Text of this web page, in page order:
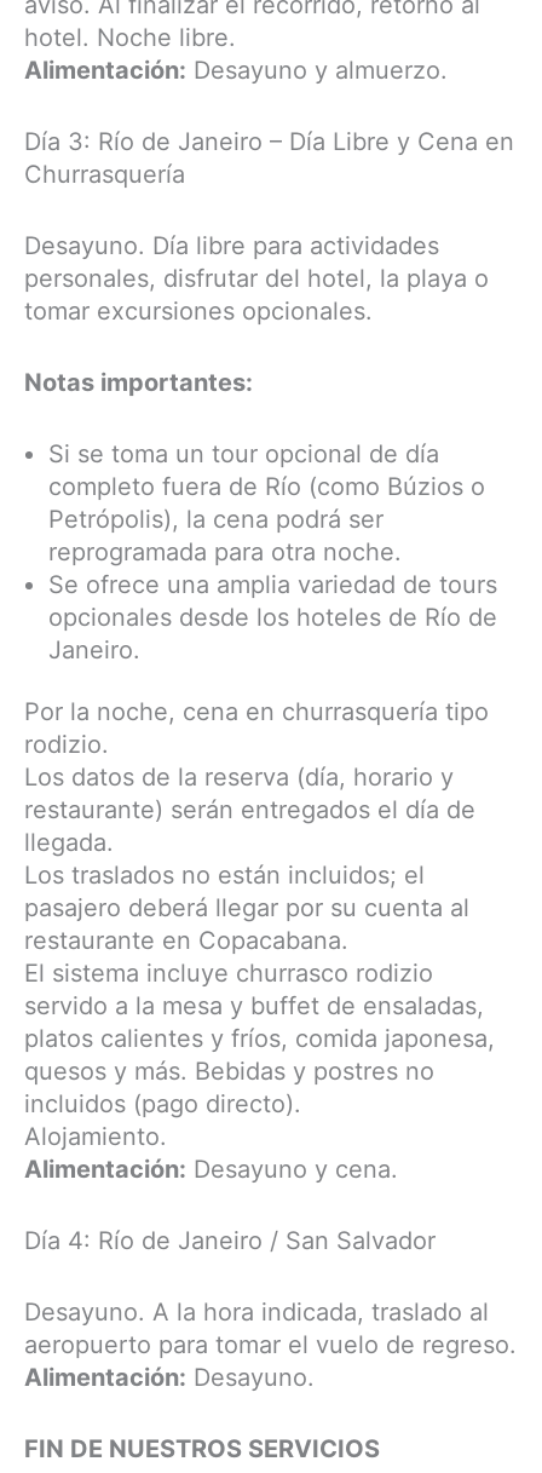
hotel. Noche libre.
Alimentación: Desayuno y almuerzo.
Día 3: Río de Janeiro – Día Libre y Cena en
Churrasquería
Desayuno. Día libre para actividades
personales, disfrutar del hotel, la playa o
tomar excursiones opcionales.
Notas importantes:
Si se toma un tour opcional de día
completo fuera de Río (como Búzios o
Petrópolis), la cena podrá ser
reprogramada para otra noche.
Se ofrece una amplia variedad de tours
opcionales desde los hoteles de Río de
Janeiro.
Por la noche, cena en churrasquería tipo
rodizio.
Los datos de la reserva (día, horario y
restaurante) serán entregados el día de
llegada.
Los traslados no están incluidos; el
pasajero deberá llegar por su cuenta al
restaurante en Copacabana.
El sistema incluye churrasco rodizio
servido a la mesa y buffet de ensaladas,
platos calientes y fríos, comida japonesa,
quesos y más. Bebidas y postres no
incluidos (pago directo).
Alojamiento.
Alimentación: Desayuno y cena.
Día 4: Río de Janeiro / San Salvador
Desayuno. A la hora indicada, traslado al
aeropuerto para tomar el vuelo de regreso.
Alimentación: Desayuno.
FIN DE NUESTROS SERVICIOS